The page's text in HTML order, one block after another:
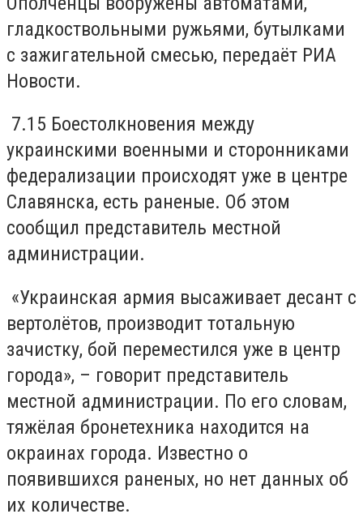
гладкоствольными ружьями, бутылками
с зажигательной смесью, передаёт РИА
Новости.
7.15 Боестолкновения между
украинскими военными и сторонниками
федерализации происходят уже в центре
Славянска, есть раненые. Об этом
сообщил представитель местной
администрации.
«Украинская армия высаживает десант с
вертолётов, производит тотальную
зачистку, бой переместился уже в центр
города», – говорит представитель
местной администрации. По его словам,
тяжёлая бронетехника находится на
окраинах города. Известно о
появившихся раненых, но нет данных об
их количестве.